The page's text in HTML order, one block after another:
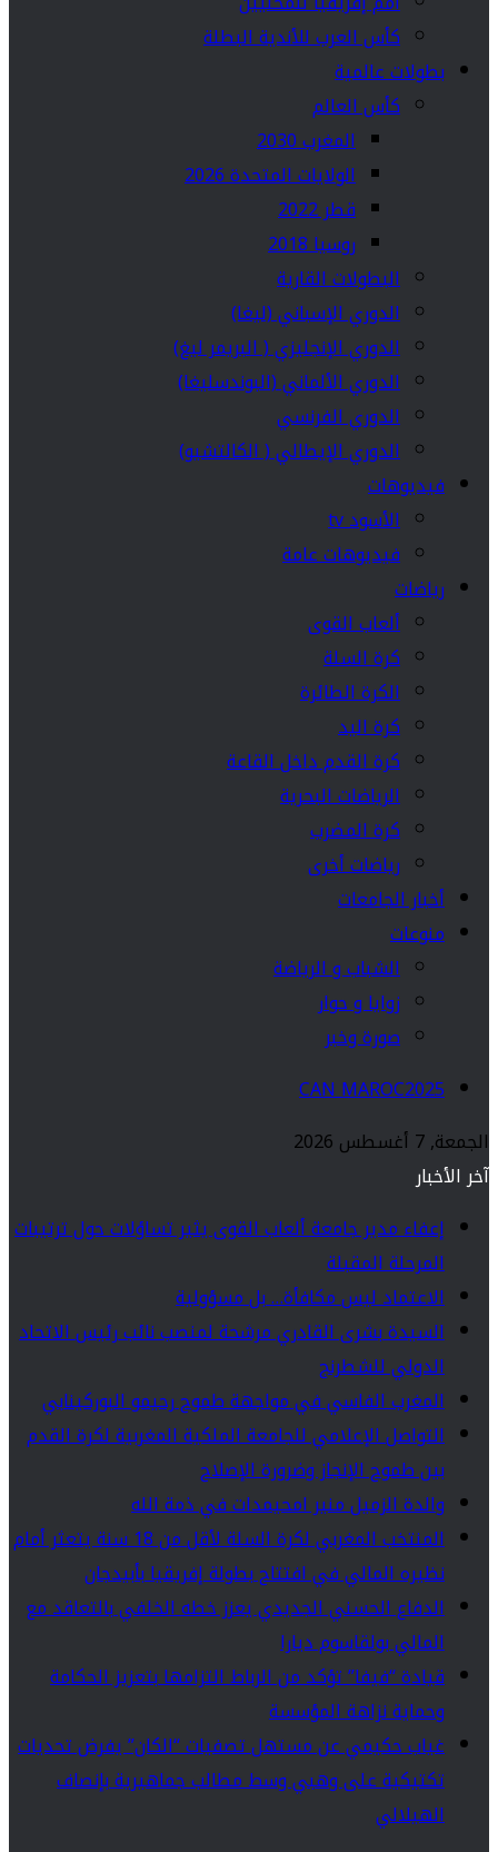
كأس العرب للأندية البطلة
بطولات عالمية
كأس العالم
المغرب 2030
الولايات المتحدة 2026
قطر 2022
روسيا 2018
البطولات القارية
الدوري الإسباني (ليغا)
الدوري الإنجليزي ( البريمر ليغ)
الدوري الألماني (البوندسليغا)
الدوري الفرنسي
الدوري الإيطالي ( الكالتشيو)
فيديوهات
الأسود tv
فيديوهات عامة
رياضات
ألعاب القوى
كرة السلة
الكرة الطائرة
كرة اليد
كرة القدم داخل القاعة
الرياضات البحرية
كرة المضرب
رياضات أخرى
أخبار الجامعات
منوعات
الشباب و الرياضة
زوايا و حوار
صورة وخبر
CAN MAROC2025
الجمعة, 7 أغسطس 2026
آخر الأخبار
إعفاء مدير جامعة ألعاب القوى يثير تساؤلات حول ترتيبات
المرحلة المقبلة
الاعتماد ليس مكافأة… بل مسؤولية
السيدة بشرى القادري مرشحة لمنصب نائب رئيس الاتحاد
الدولي للشطرنج
المغرب الفاسي في مواجهة طموح رحيمو البوركينابي
التواصل الإعلامي للجامعة الملكية المغربية لكرة القدم
بين طموح الإنجاز وضرورة الإصلاح
والدة الزميل منير امحيمدات في ذمة الله
المنتخب المغربي لكرة السلة لأقل من 18 سنة يتعثر أمام
نظيره المالي في افتتاح بطولة إفريقيا بأبيدجان
الدفاع الحسني الجديدي يعزز خطه الخلفي بالتعاقد مع
المالي بولقاسوم ديارا
قيادة “فيفا” تؤكد من الرباط التزامها بتعزيز الحكامة
وحماية نزاهة المؤسسة
غياب حكيمي عن مستهل تصفيات “الكان” يفرض تحديات
تكتيكية على وهبي وسط مطالب جماهيرية بإنصاف
الهيلالي